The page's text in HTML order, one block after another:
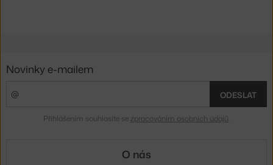
Novinky e-mailem
ODESLAT
Přihlášením souhlasíte se zpracováním osobních údajů
O nás